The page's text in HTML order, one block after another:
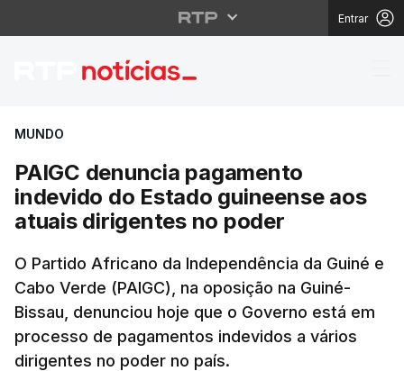
Entrar
PAIGC denuncia
MUNDO
PAIGC denuncia pagamento
indevido do Estado guineense aos
atuais dirigentes no poder
O Partido Africano da Independência da Guiné e
Cabo Verde (PAIGC), na oposição na Guiné-
Bissau, denunciou hoje que o Governo está em
processo de pagamentos indevidos a vários
dirigentes no poder no país.